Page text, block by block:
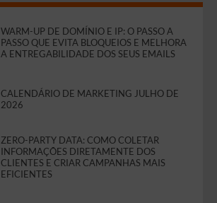
WARM-UP DE DOMÍNIO E IP: O PASSO A
PASSO QUE EVITA BLOQUEIOS E MELHORA
A ENTREGABILIDADE DOS SEUS EMAILS
CALENDÁRIO DE MARKETING JULHO DE
2026
ZERO-PARTY DATA: COMO COLETAR
INFORMAÇÕES DIRETAMENTE DOS
CLIENTES E CRIAR CAMPANHAS MAIS
EFICIENTES